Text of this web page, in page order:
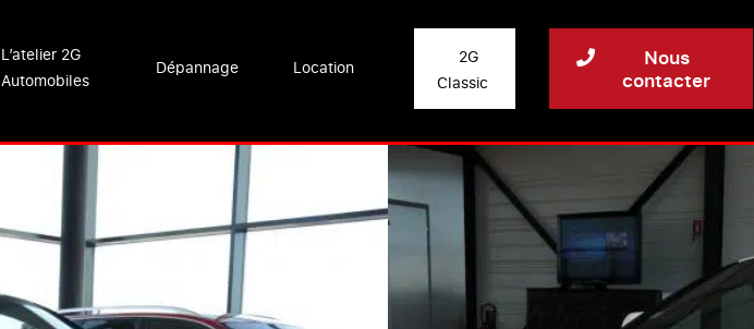
L’atelier 2G
Automobiles
Dépannage Location
2G
Classic
Nous
contacter